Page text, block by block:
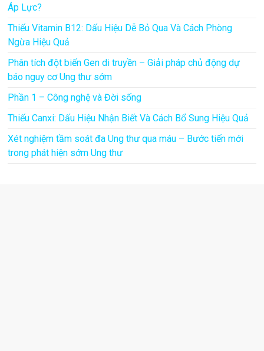
Áp Lực?
Thiếu Vitamin B12: Dấu Hiệu Dễ Bỏ Qua Và Cách Phòng
Ngừa Hiệu Quả
Phân tích đột biến Gen di truyền – Giải pháp chủ động dự
báo nguy cơ Ung thư sớm
Phần 1 – Công nghệ và Đời sống
Thiếu Canxi: Dấu Hiệu Nhận Biết Và Cách Bổ Sung Hiệu Quả
Xét nghiệm tầm soát đa Ung thư qua máu – Bước tiến mới
trong phát hiện sớm Ung thư